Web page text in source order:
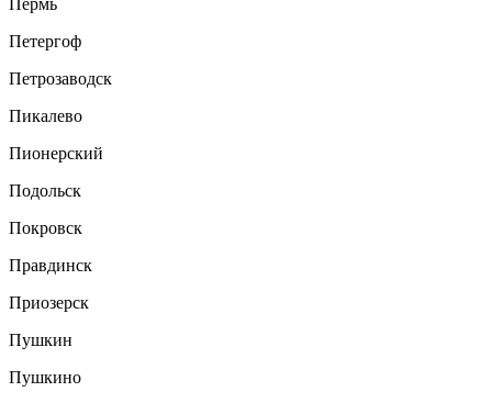
Пермь
Петергоф
Петрозаводск
Пикалево
Пионерский
Подольск
Покровск
Правдинск
Приозерск
Пушкин
Пушкино